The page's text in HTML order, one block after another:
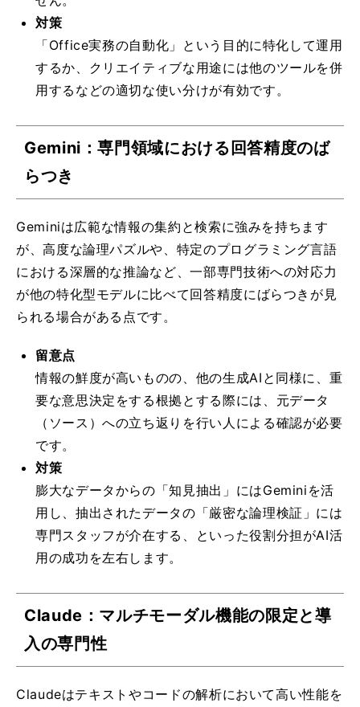
対策
「Office実務の自動化」という目的に特化して運用
するか、クリエイティブな用途には他のツールを併
用するなどの適切な使い分けが有効です。
Gemini：専門領域における回答精度のば
らつき
Geminiは広範な情報の集約と検索に強みを持ちます
が、高度な論理パズルや、特定のプログラミング言語
における深層的な推論など、一部専門技術への対応力
が他の特化型モデルに比べて回答精度にばらつきが見
られる場合がある点です。
留意点
情報の鮮度が高いものの、他の生成AIと同様に、重
要な意思決定をする根拠とする際には、元データ
（ソース）への立ち返りを行い人による確認が必要
です。
対策
膨大なデータからの「知見抽出」にはGeminiを活
用し、抽出されたデータの「厳密な論理検証」には
専門スタッフが介在する、といった役割分担がAI活
用の成功を左右します。
Claude：マルチモーダル機能の限定と導
入の専門性
Claudeはテキストやコードの解析において高い性能を